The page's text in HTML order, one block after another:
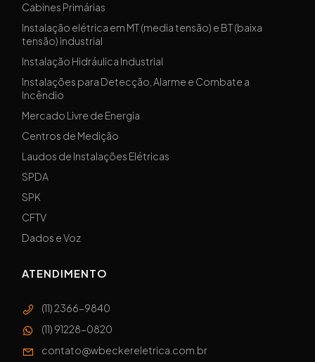
Cabines Primárias
Instalação elétrica em MT (media tensão) e BT (baixa
tensão) industrial
Instalação Hidráulica Industrial
Instalações para Detecção, Alarme e Combate a
Incêndio
Mercado Livre de Energia
Centros de Medição
Laudos de Instalações Elétricas
SPDA
SPK
CFTV
Dados e Voz
ATENDIMENTO
(11) 2366-9840
(11) 91228-0820
contato@wbeckereletrica.com.br